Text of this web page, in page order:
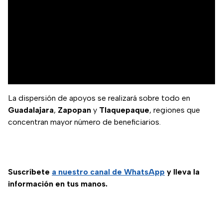
La dispersión de apoyos se realizará sobre todo en
Guadalajara, Zapopan y Tlaquepaque, regiones que
concentran mayor número de beneficiarios.
Suscríbete a nuestro canal de WhatsApp y lleva la
información en tus manos.